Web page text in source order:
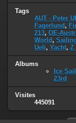
Tags
AUT - Peter
Fagerlund ,
213, OE-
World ,
Ueli, Yacht, Z
Albums
Ice
23rd
Visites
445091